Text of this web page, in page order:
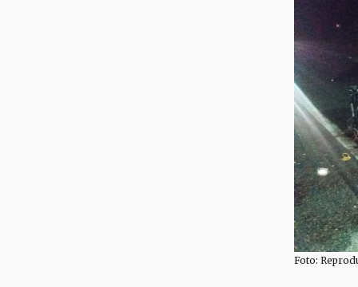
Foto: